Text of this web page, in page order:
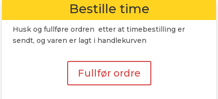
Bestille time
Husk og fullføre ordren etter at timebestilling er
sendt, og varen er lagt i handlekurven
Fullfør ordre